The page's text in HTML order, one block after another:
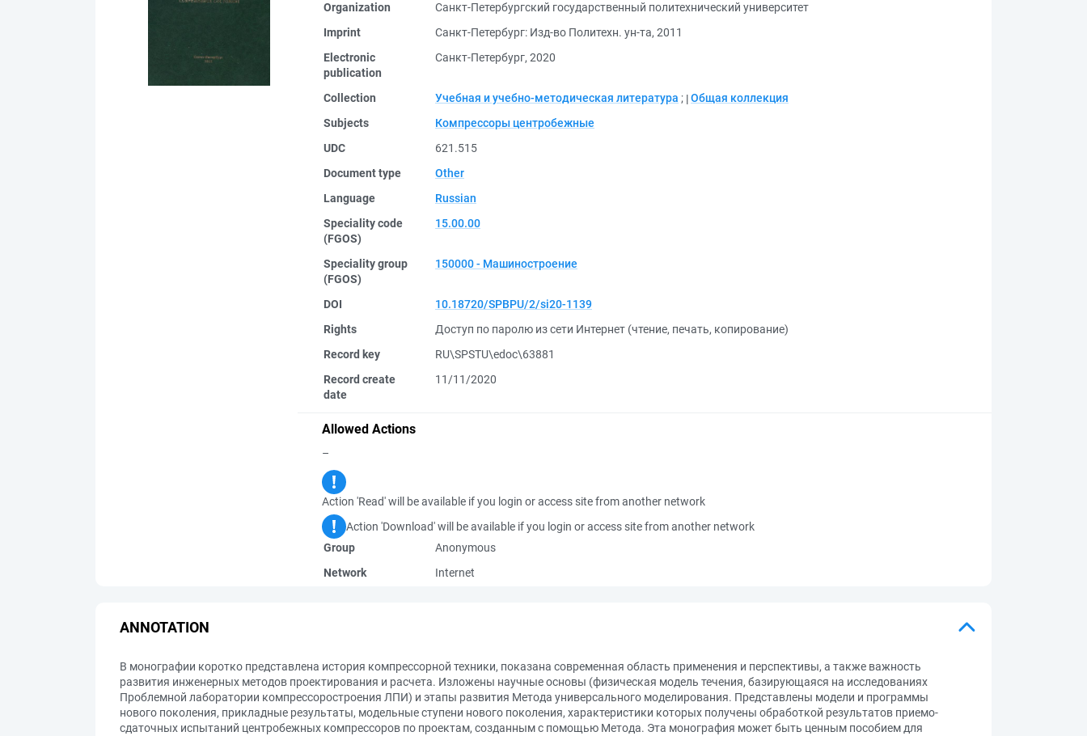
Organization
Санкт-Петербургский государственный политехнический университет
Imprint
Санкт-Петербург: Изд-во Политехн. ун-та, 2011
Electronic
publication
Санкт-Петербург, 2020
Collection Учебная и учебно-методическая литература ; Общая коллекция
Subjects
Компрессоры центробежные
UDC
621.515
Document type
Other
Language
Russian
Speciality code
(FGOS)
15.00.00
Speciality group
(FGOS)
150000 - Машиностроение
DOI
10.18720/SPBPU/2/si20-1139
Rights
Доступ по паролю из сети Интернет (чтение, печать, копирование)
Record key
RU\SPSTU\edoc\63881
Record create
date
11/11/2020
Allowed Actions
–
Action 'Read' will be available if you login or access site from another network
Action 'Download' will be available if you login or access site from another network
Group
Anonymous
Network
Internet
ANNOTATION
В монографии коротко представлена история компрессорной техники, показана современная область применения и перспективы, а также важность
развития инженерных методов проектирования и расчета. Изложены научные основы (физическая модель течения, базирующаяся на исследованиях
Проблемной лаборатории компрессоростроения ЛПИ) и этапы развития Метода универсального моделирования. Представлены модели и программы
нового поколения, прикладные результаты, модельные ступени нового поколения, характеристики которых получены обработкой результатов приемо-
сдаточных испытаний центробежных компрессоров по проектам, созданным с помощью Метода. Эта монография может быть ценным пособием для